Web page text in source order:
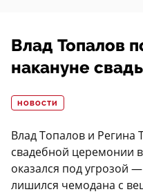
Влад Топалов
накануне
НОВОСТИ
Влад Топалов и Регина
свадебной церемонии
оказался под угрозой
лишился чемодана с